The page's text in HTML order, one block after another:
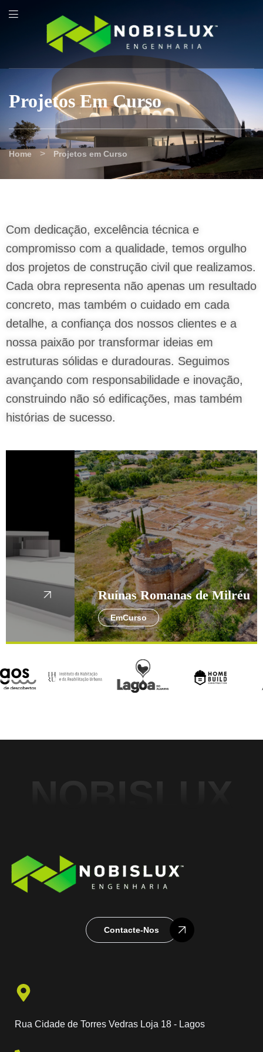
Projetos Em Curso
Home > Projetos em Curso
Com dedicação, excelência técnica e
compromisso com a qualidade, temos orgulho
dos projetos de construção civil que realizamos.
Cada obra representa não apenas um resultado
concreto, mas também o cuidado em cada
detalhe, a confiança dos nossos clientes e a
nossa paixão por transformar ideias em
estruturas sólidas e duradouras. Seguimos
avançando com responsabilidade e inovação,
construindo não só edificações, mas também
histórias de sucesso.
Ruínas Romanas de Milréu
EmCurso
Contacte-Nos
Rua Cidade de Torres Vedras Loja 18 - Lagos